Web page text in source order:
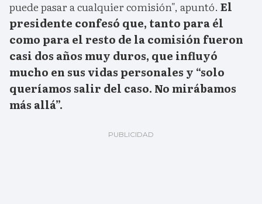
puede pasar a cualquier comisión", apuntó. El
presidente confesó que, tanto para él
como para el resto de la comisión fueron
casi dos años muy duros, que influyó
mucho en sus vidas personales y “solo
queríamos salir del caso. No mirábamos
más allá”.